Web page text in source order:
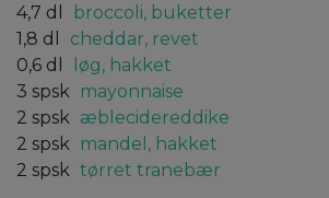
4,7 dl
broccoli, buketter
1,8 dl
cheddar, revet
0,6 dl
løg, hakket
3 spsk mayonnaise
2 spsk æblecidereddike
2 spsk mandel, hakket
2 spsk tørret tranebær